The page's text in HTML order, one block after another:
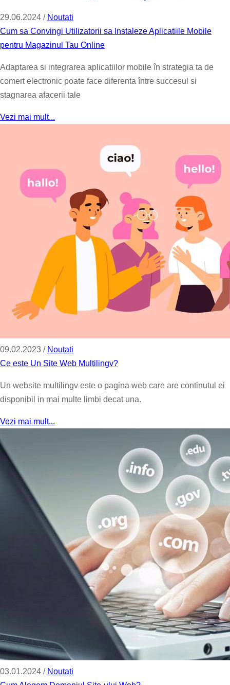
29.06.2024 / Noutati
Cum sa Convingi Utilizatorii sa Instaleze Aplicatiile Mobile
pentru Magazinul Tau Online
Adaptarea si integrarea aplicatiilor mobile în strategia ta de
comert electronic poate face diferenta între succesul si
stagnarea afacerii tale
Vezi mai mult...
09.02.2023 / Noutati
Ce este Un Site Web Multilingv?
Un website multilingv este o pagina web care are continutul ei
disponibil in mai multe limbi decat una.
Vezi mai mult...
03.01.2024 / Noutati